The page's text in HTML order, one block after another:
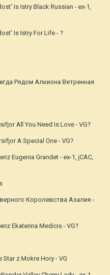
Is Istry Black Russian - ex-1,
Is Istry For Life - ?
Рядом Алкиона Ветренная
All You Need Is Love - VG?
A Special One - VG?
Eugenia Grandet - ex-1, jCAC,
Королевства Азалия -
Ekaterina Medicis - VG?
Star z Mokre Hory - VG